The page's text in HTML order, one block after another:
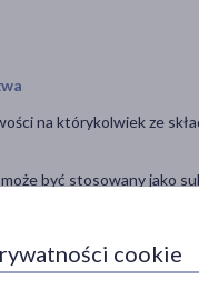
na którykolwiek ze
być stosowany jako
tryb życia.
od światła i wilgoci.
małych dzieci.cookie